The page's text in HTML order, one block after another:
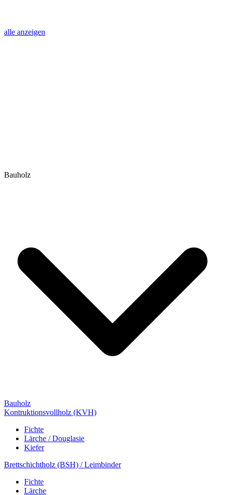
alle anzeigen
Bauholz
Bauholz
Kontruktionsvollholz (KVH)
Fichte
Lärche / Douglasie
Kiefer
Brettschichtholz (BSH) / Leimbinder
Fichte
Lärche